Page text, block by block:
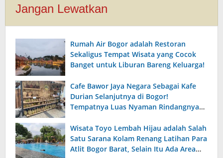
Jangan Lewatkan
Rumah Air Bogor adalah Restoran
Sekaligus Tempat Wisata yang Cocok
Banget untuk Liburan Bareng Keluarga!
Cafe Bawor Jaya Negara Sebagai Kafe
Durian Selanjutnya di Bogor!
Tempatnya Luas Nyaman Rindangnya
Makanannya Enak dan Terjangkau.
Wisata Toyo Lembah Hijau adalah Salah
Satu Sarana Kolam Renang Latihan Para
Atlit Bogor Barat, Selain Itu Ada Area